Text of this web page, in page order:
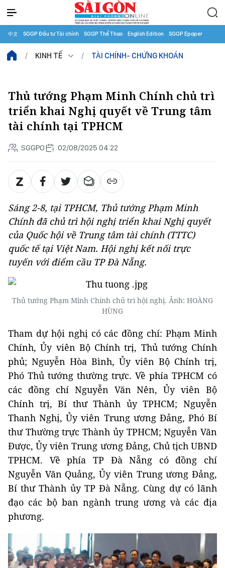
中文 SGGP Đầu tư Tài chính SGGP Thể Thao English Edition SGGP Epaper
KINH TẾ TÀI CHÍNH- CHỨNG KHOÁN
Thủ tướng Phạm Minh Chính chủ trì
triển khai Nghị quyết về Trung tâm
tài chính tại TPHCM
SGGPO 02/08/2025 04:22
Sáng 2-8, tại TPHCM, Thủ tướng Phạm Minh
Chính đã chủ trì hội nghị triển khai Nghị quyết
của Quốc hội về Trung tâm tài chính (TTTC)
quốc tế tại Việt Nam. Hội nghị kết nối trực
tuyến với điểm cầu TP Đà Nẵng.
Thủ tướng Phạm Minh Chính chủ trì hội nghị. Ảnh: HOÀNG
HÙNG
Tham dự hội nghị có các đồng chí: Phạm Minh
Chính, Ủy viên Bộ Chính trị, Thủ tướng Chính
phủ; Nguyễn Hòa Bình, Ủy viên Bộ Chính trị,
Phó Thủ tướng thường trực. Về phía TPHCM có
các đồng chí Nguyễn Văn Nên, Ủy viên Bộ
Chính trị, Bí thư Thành ủy TPHCM; Nguyễn
Thanh Nghị, Ủy viên Trung ương Đảng, Phó Bí
thư Thường trực Thành ủy TPHCM; Nguyễn Văn
Được, Ủy viên Trung ương Đảng, Chủ tịch UBND
TPHCM. Về phía TP Đà Nẵng có đồng chí
Nguyễn Văn Quảng, Ủy viên Trung ương Đảng,
Bí thư Thành ủy TP Đà Nẵng. Cùng dự có lãnh
đạo các bộ ban ngành trung ương và các địa
phương.